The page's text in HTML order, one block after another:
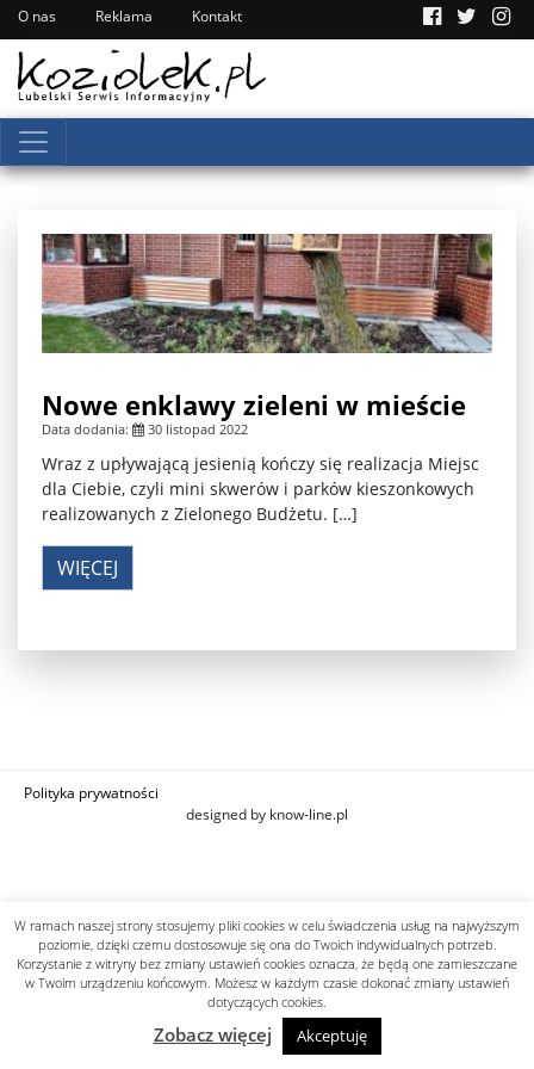
O nas Reklama Kontakt
Nowe enklawy zieleni w mieście
Data dodania: 30 listopad 2022
Wraz z upływającą jesienią kończy się realizacja Miejsc
dla Ciebie, czyli mini skwerów i parków kieszonkowych
realizowanych z Zielonego Budżetu. […]
WIĘCEJ
Polityka prywatności
designed by know-line.pl
W ramach naszej strony stosujemy pliki cookies w celu świadczenia usług na najwyższym
poziomie, dzięki czemu dostosowuje się ona do Twoich indywidualnych potrzeb.
Korzystanie z witryny bez zmiany ustawień cookies oznacza, że będą one zamieszczane
w Twoim urządzeniu końcowym. Możesz w każdym czasie dokonać zmiany ustawień
dotyczących cookies.
Zobacz więcej Akceptuję